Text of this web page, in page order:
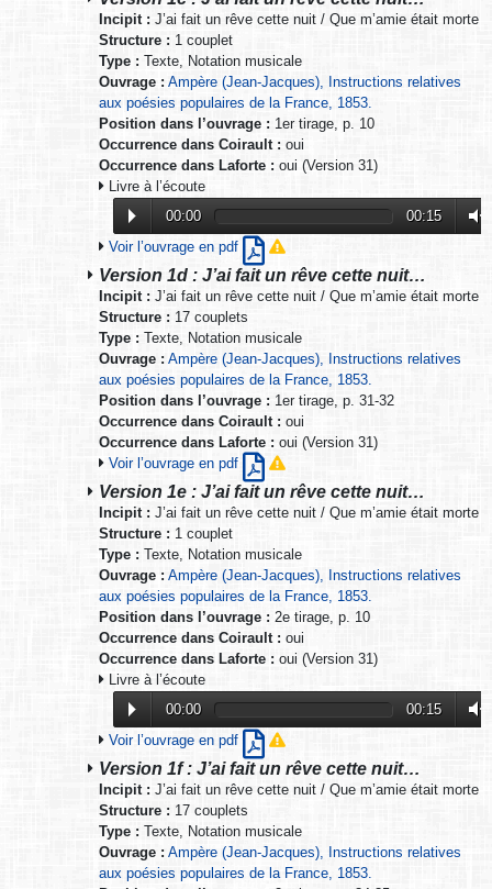
Incipit : J’ai fait un rêve cette nuit / Que m’amie était morte
Structure : 1 couplet
Type : Texte, Notation musicale
Ouvrage : Ampère (Jean-Jacques), Instructions relatives
aux poésies populaires de la France, 1853.
Position dans l’ouvrage : 1er tirage, p. 10
Occurrence dans Coirault : oui
Occurrence dans Laforte : oui (Version 31)
Livre à l’écoute
00:00
00:15
Voir l’ouvrage en pdf
Version 1d : J’ai fait un rêve cette nuit…
Incipit : J’ai fait un rêve cette nuit / Que m’amie était morte
Structure : 17 couplets
Type : Texte, Notation musicale
Ouvrage : Ampère (Jean-Jacques), Instructions relatives
aux poésies populaires de la France, 1853.
Position dans l’ouvrage : 1er tirage, p. 31-32
Occurrence dans Coirault : oui
Occurrence dans Laforte : oui (Version 31)
Voir l’ouvrage en pdf
Version 1e : J’ai fait un rêve cette nuit…
Incipit : J’ai fait un rêve cette nuit / Que m’amie était morte
Structure : 1 couplet
Type : Texte, Notation musicale
Ouvrage : Ampère (Jean-Jacques), Instructions relatives
aux poésies populaires de la France, 1853.
Position dans l’ouvrage : 2e tirage, p. 10
Occurrence dans Coirault : oui
Occurrence dans Laforte : oui (Version 31)
Livre à l’écoute
00:00
00:15
Voir l’ouvrage en pdf
Version 1f : J’ai fait un rêve cette nuit…
Incipit : J’ai fait un rêve cette nuit / Que m’amie était morte
Structure : 17 couplets
Type : Texte, Notation musicale
Ouvrage : Ampère (Jean-Jacques), Instructions relatives
aux poésies populaires de la France, 1853.